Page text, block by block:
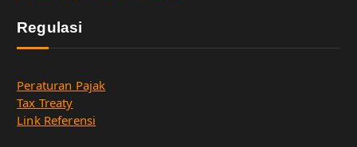
Regulasi
Peraturan Pajak
Tax Treaty
Link Referensi